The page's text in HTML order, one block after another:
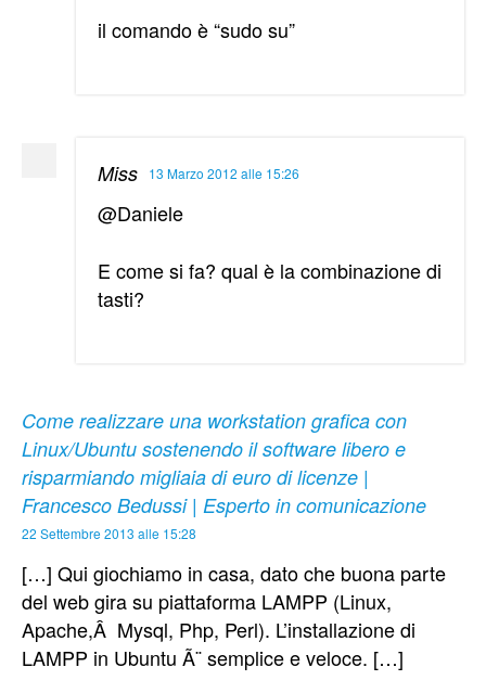
il comando è “sudo su”
Miss 13 Marzo 2012 alle 15:26
@Daniele
E come si fa? qual è la combinazione di
tasti?
Come realizzare una workstation grafica con
Linux/Ubuntu sostenendo il software libero e
risparmiando migliaia di euro di licenze |
Francesco Bedussi | Esperto in comunicazione
22 Settembre 2013 alle 15:28
[…] Qui giochiamo in casa, dato che buona parte
del web gira su piattaforma LAMPP (Linux,
Apache,Â Mysql, Php, Perl). L’installazione di
LAMPP in Ubuntu Ã¨ semplice e veloce. […]